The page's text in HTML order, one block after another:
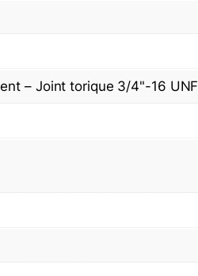
– Joint torique 3/4"-16 UNF